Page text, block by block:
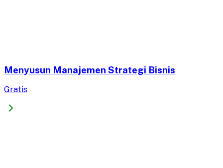
Menyusun Manajemen Strategi Bisnis
Gratis